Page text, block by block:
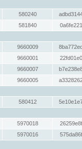
580240
581840
9660009
9660001
9660007
9660005
580412
5970018
5970016